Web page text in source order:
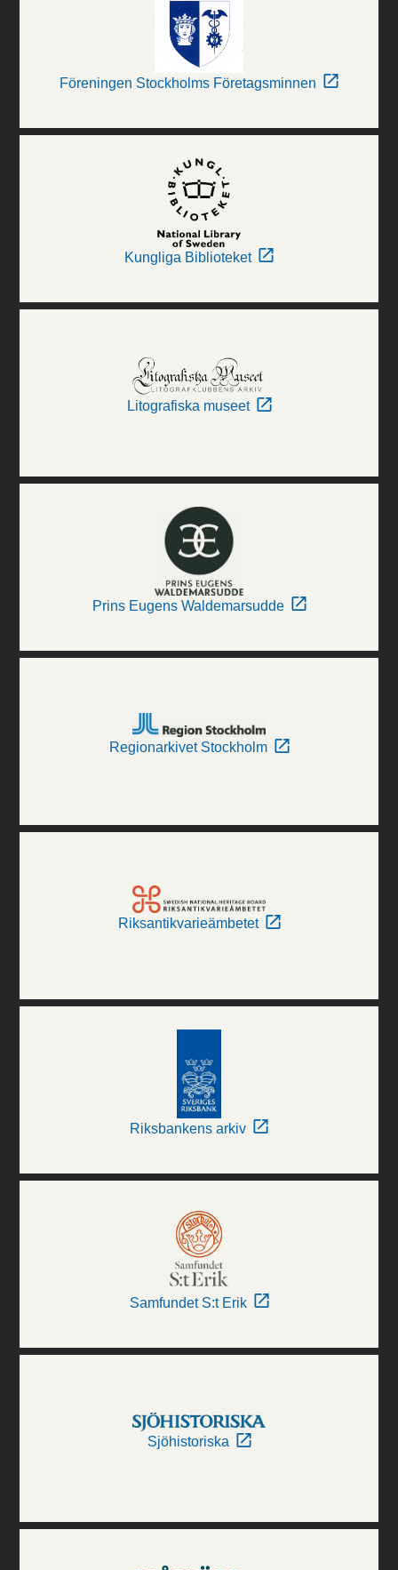
Föreningen Stockholms Företagsminnen
Kungliga Biblioteket
Litografiska museet
Prins Eugens Waldemarsudde
Regionarkivet Stockholm
Riksantikvarieämbetet
Riksbankens arkiv
Samfundet S:t Erik
Sjöhistoriska